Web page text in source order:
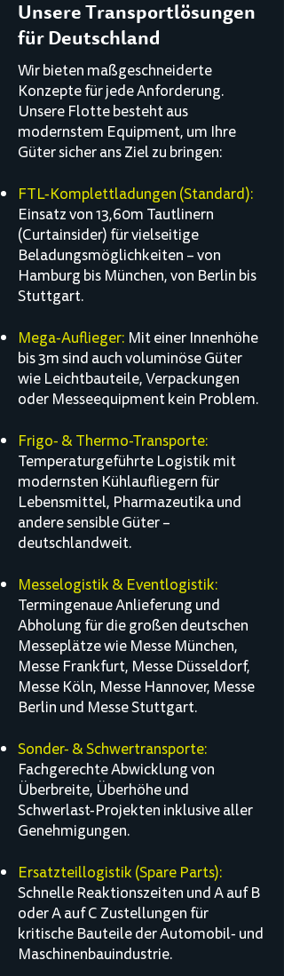
Unsere Transportlösungen
für Deutschland
Wir bieten maßgeschneiderte
Konzepte für jede Anforderung.
Unsere Flotte besteht aus
modernstem Equipment, um Ihre
Güter sicher ans Ziel zu bringen:
FTL-Komplettladungen (Standard):
Einsatz von 13,60m Tautlinern
(Curtainsider) für vielseitige
Beladungsmöglichkeiten – von
Hamburg bis München, von Berlin bis
Stuttgart.
Mega-Auflieger: Mit einer Innenhöhe
bis 3m sind auch voluminöse Güter
wie Leichtbauteile, Verpackungen
oder Messeequipment kein Problem.
Frigo- & Thermo-Transporte:
Temperaturgeführte Logistik mit
modernsten Kühlaufliegern für
Lebensmittel, Pharmazeutika und
andere sensible Güter –
deutschlandweit.
Messelogistik & Eventlogistik:
Termingenaue Anlieferung und
Abholung für die großen deutschen
Messeplätze wie Messe München,
Messe Frankfurt, Messe Düsseldorf,
Messe Köln, Messe Hannover, Messe
Berlin und Messe Stuttgart.
Sonder- & Schwertransporte:
Fachgerechte Abwicklung von
Überbreite, Überhöhe und
Schwerlast-Projekten inklusive aller
Genehmigungen.
Ersatzteillogistik (Spare Parts):
Schnelle Reaktionszeiten und A auf B
oder A auf C Zustellungen für
kritische Bauteile der Automobil- und
Maschinenbauindustrie.